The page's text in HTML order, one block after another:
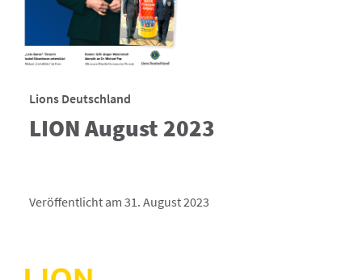
Lions Deutschland
LION August 2023
Veröffentlicht am 31. August 2023